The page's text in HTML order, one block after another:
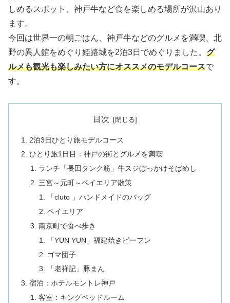
しめるスポット、神戸牛など食を楽しめる場所が沢山あり
ます。
今回は世界一の朝ごはん、神戸牛などのグルメを満喫、北
野の異人館をめぐり姫路城を2泊3日でめぐりました。 グ
ルメも観光も楽しみたい方にオススメのモデルコースで
す。
目次
2泊3日ひとり旅モデルコース
ひとり旅1日目：神戸の街とグルメを満喫
ランチ「長田タンク筋」牛スジぼっかけそばめし
三宮～元町～ベイエリア散策
「cluto 」ハンドメイドのバッグ
ベイエリア
南京町で食べ歩き
「YUN YUN」福建焼きビーフン
ゴマ団子
「老祥記」豚まん
宿泊：ホテルモントレ神戸
客室：キングベッドルーム